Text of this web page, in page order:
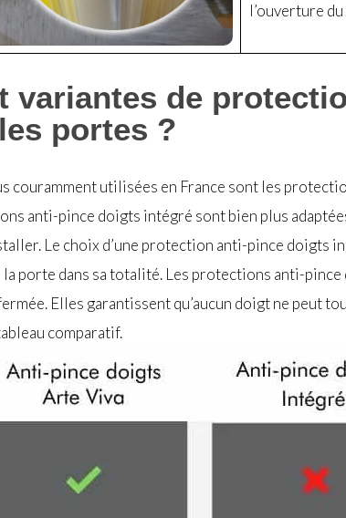
l’ouverture
variantes de
portes ?
couramment utilisées en France sont les
anti-pince doigts intégré sont bien plus
Le choix d’une protection anti-pince doigts
porte dans sa totalité. Les protections anti-pince
Elles garantissent qu’aucun doigt ne peut
comparatif.